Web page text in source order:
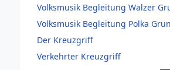
Volksmusik Begleitung Walzer
Volksmusik Begleitung Polka
Der Kreuzgriff
Verkehrter Kreuzgriff